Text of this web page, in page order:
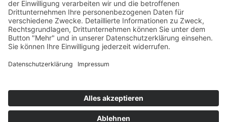
Rechtliches
Impressum
Privatsphäre-Einstellungen
Cookie-Einstellungen